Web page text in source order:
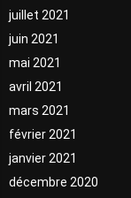
juillet 2021
juin 2021
mai 2021
avril 2021
mars 2021
février 2021
janvier 2021
décembre 2020